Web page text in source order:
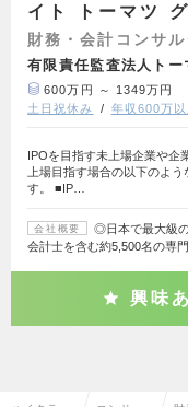
イト トーマツ グ
財務・会計コンサル
有限責任監査法人トー
600万円 ～ 1349万円
土日祝休み
年収600万以
IPOを目指す未上場企業や企
上場目指す場合の以下のよ
す。 ■IP…
会社概要
◎日本で最大級
会計士を含む約5,500名の専
興味